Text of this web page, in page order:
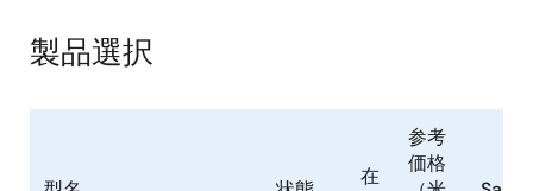
製品選択
在
参考
価格